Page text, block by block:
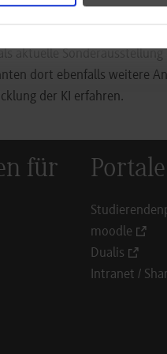
inwieweit IPAI auch
aktuelle
dort ebenfalls weitere
der KI erfahren.
für Portale
moodle
Dualis
Intranet /